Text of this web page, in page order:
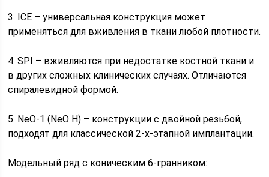
3. ICE – универсальная конструкция может
применяться для вживления в ткани любой плотности.
4. SPI – вживляются при недостатке костной ткани и
в других сложных клинических случаях. Отличаются
спиралевидной формой.
5. NeO-1 (NeO H) – конструкции с двойной резьбой,
подходят для классической 2-х-этапной имплантации.
Модельный ряд с коническим 6-гранником: